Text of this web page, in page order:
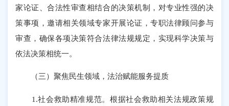
家论证、合法性审查相结合的决策机制，对专业性强的决
策事项，邀请相关领域专家开展论证，专职法律顾问参与
审查，确保各项决策符合法律法规规定，实现科学决策与
依法决策相统一。
（三）聚焦民生领域，法治赋能服务提质
1.社会救助精准规范。根据社会救助相关法规政策规